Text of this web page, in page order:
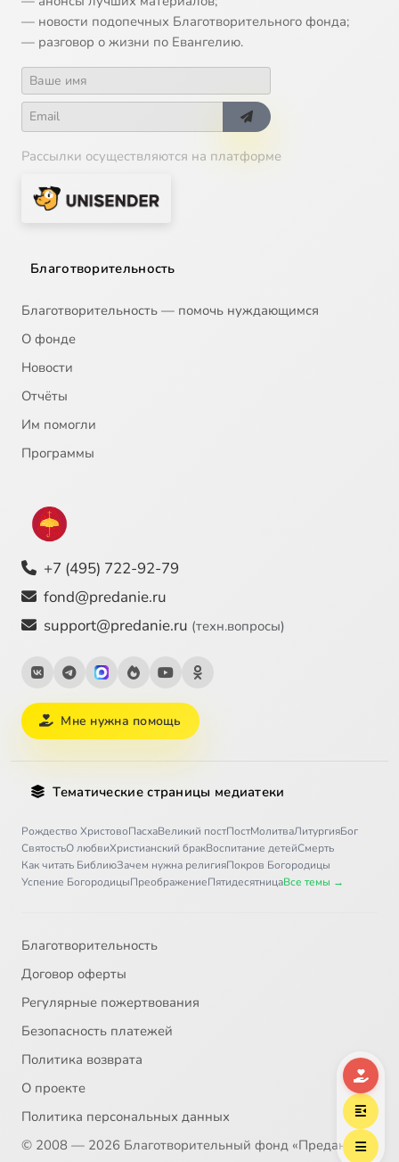
— новости подопечных Благотворительного фонда;
— разговор о жизни по Евангелию.
Рассылки осуществляются на платформе
Благотворительность
Благотворительность — помочь нуждающимся
О фонде
Новости
Отчёты
Им помогли
Программы
+7 (495) 722-92-79
fond@predanie.ru
support@predanie.ru (техн.вопросы)
Мне нужна помощь
Тематические страницы медиатеки
Рождество ХристовоПасхаВеликий постПостМолитваЛитургияБог
СвятостьО любвиХристианский бракВоспитание детейСмерть
Как читать БиблиюЗачем нужна религияПокров Богородицы
Успение БогородицыПреображениеПятидесятницаВсе темы →
Благотворительность
Договор оферты
Регулярные пожертвования
Безопасность платежей
Политика возврата
О проекте
Политика персональных данных
© 2008 — 2026 Благотворительный фонд «Предание»